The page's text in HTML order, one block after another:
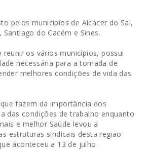
pelos municípios de Alcácer do Sal,
Santiago do Cacém e Sines.
reunir os vários municípios, possui
necessária para a tomada de
melhores condições de vida das
fazem da importância dos
das condições de trabalho enquanto
e melhor Saúde levou a
estruturas sindicais desta região
aconteceu a 13 de julho.